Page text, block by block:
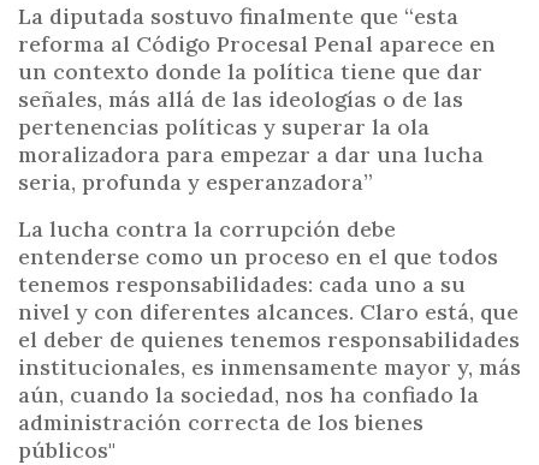
La diputada sostuvo finalmente que “esta
reforma al Código Procesal Penal aparece en
un contexto donde la política tiene que dar
señales, más allá de las ideologías o de las
pertenencias políticas y superar la ola
moralizadora para empezar a dar una lucha
seria, profunda y esperanzadora”
La lucha contra la corrupción debe
entenderse como un proceso en el que todos
tenemos responsabilidades: cada uno a su
nivel y con diferentes alcances. Claro está, que
el deber de quienes tenemos responsabilidades
institucionales, es inmensamente mayor y, más
aún, cuando la sociedad, nos ha confiado la
administración correcta de los bienes
públicos"